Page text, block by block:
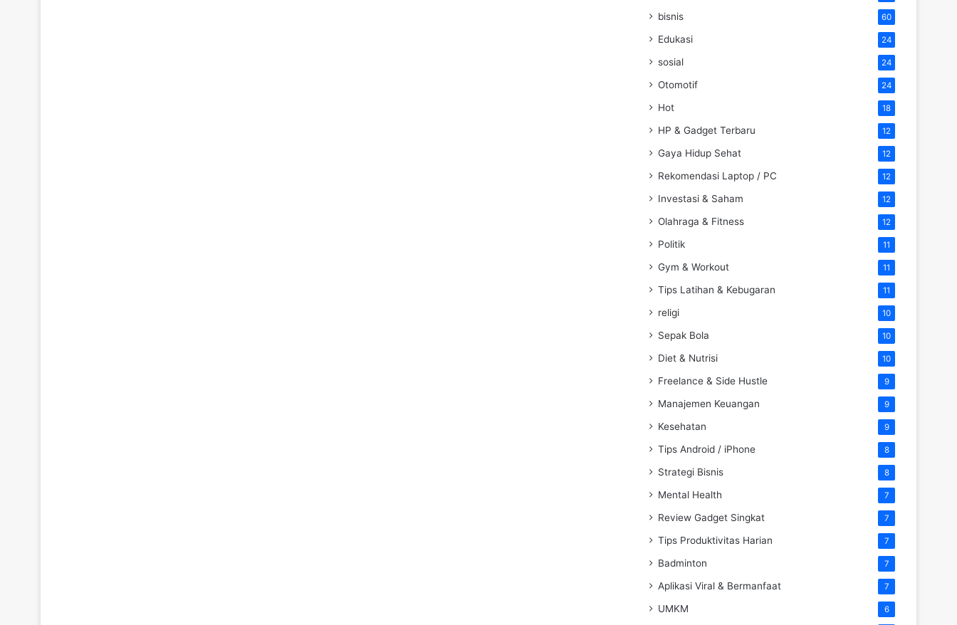
bisnis 60
Edukasi 24
sosial 24
Otomotif 24
Hot 18
HP & Gadget Terbaru 12
Gaya Hidup Sehat 12
Rekomendasi Laptop / PC 12
Investasi & Saham 12
Olahraga & Fitness 12
Politik 11
Gym & Workout 11
Tips Latihan & Kebugaran 11
religi 10
Sepak Bola 10
Diet & Nutrisi 10
Freelance & Side Hustle 9
Manajemen Keuangan 9
Kesehatan 9
Tips Android / iPhone 8
Strategi Bisnis 8
Mental Health 7
Review Gadget Singkat 7
Tips Produktivitas Harian 7
Badminton 7
Aplikasi Viral & Bermanfaat 7
UMKM 6